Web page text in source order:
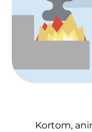
Kortom,